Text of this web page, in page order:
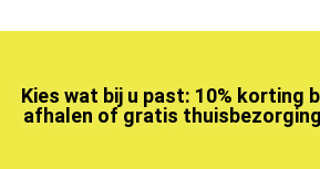
Kies wat bij u past: 10% korting
afhalen of gratis